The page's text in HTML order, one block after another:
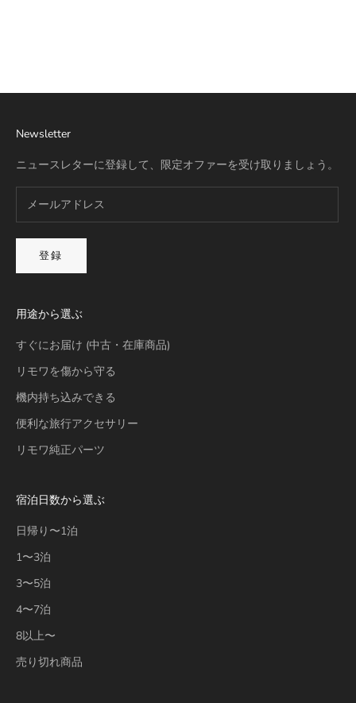
Newsletter
ニュースレターに登録して、限定オファーを受け取りましょう。
登録
用途から選ぶ
すぐにお届け (中古・在庫商品)
リモワを傷から守る
機内持ち込みできる
便利な旅行アクセサリー
リモワ純正パーツ
宿泊日数から選ぶ
日帰り〜1泊
1〜3泊
3〜5泊
4〜7泊
8以上〜
売り切れ商品